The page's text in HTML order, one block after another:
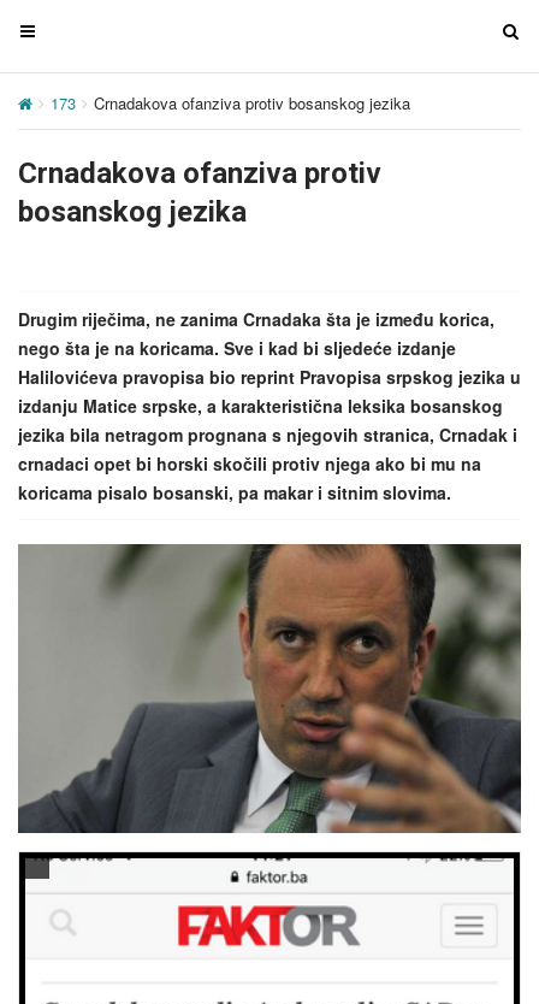
T
g
e
n
g
a
t
i
o
n
T
t
o
173 Crnadakova ofanziva protiv bosanskog jezika
Crnadakova ofanziva protiv
bosanskog jezika
Drugim riječima, ne zanima Crnadaka šta je između korica,
nego šta je na koricama. Sve i kad bi sljedeće izdanje
Halilovićeva pravopisa bio reprint Pravopisa srpskog jezika u
izdanju Matice srpske, a karakteristična leksika bosanskog
jezika bila netragom prognana s njegovih stranica, Crnadak i
crnadaci opet bi horski skočili protiv njega ako bi mu na
koricama pisalo bosanski, pa makar i sitnim slovima.